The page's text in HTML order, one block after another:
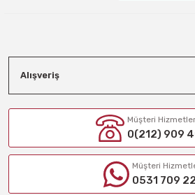
Alışveriş
Müşteri
0(212) 909
Müşteri
0531 709